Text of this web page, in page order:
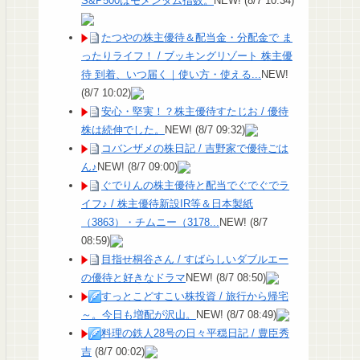
たつやの株主優待＆配当金・分配金で ま
ったりライフ！ / ブッキングリゾート 株主優
待 到着、いつ届く｜使い方・使える... NEW!
(8/7 10:02)
安心・堅実！？株主優待すたじお / 優待
株は続伸でした。 NEW! (8/7 09:32)
コバンザメの株日記 / 吉野家で優待ごは
ん♪NEW! (8/7 09:00)
ぐでりんの株主優待と配当でぐでぐでラ
イフ♪ / 株主優待新設IR等＆日本製紙
（3863）・チムニー（3178... NEW! (8/7
08:59)
目指せ桐谷さん / すばらしいダブルエー
の優待と好きなドラマNEW! (8/7 08:50)
すっとこどすこい株投資 / 旅行から帰宅
～。今日も増配が沢山。 NEW! (8/7 08:49)
料理の鉄人28号の日々平穏日記 / 豊臣秀
吉 (8/7 00:02)